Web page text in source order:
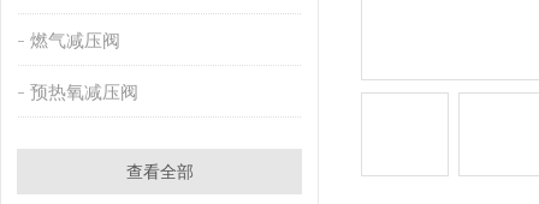
燃气减压阀
预热氧减压阀
查看全部